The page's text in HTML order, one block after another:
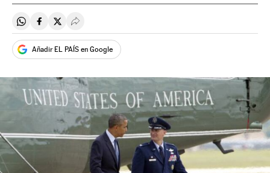
Compartir en Whatsapp
Compartir en Facebook
Compartir en Twitter
Desplegar Redes Sociales
Añadir EL PAÍS en Google